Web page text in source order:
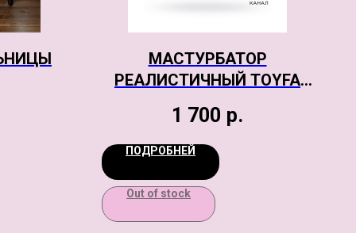
МАСТУРБАТОР
РЕАЛИСТИЧНЫЙ TOYFA
FLOWER, TPE, ТЕЛЕСНЫЙ,
11,5 СМ
1 700 р.
ПОДРОБНЕЙ
Out of stock